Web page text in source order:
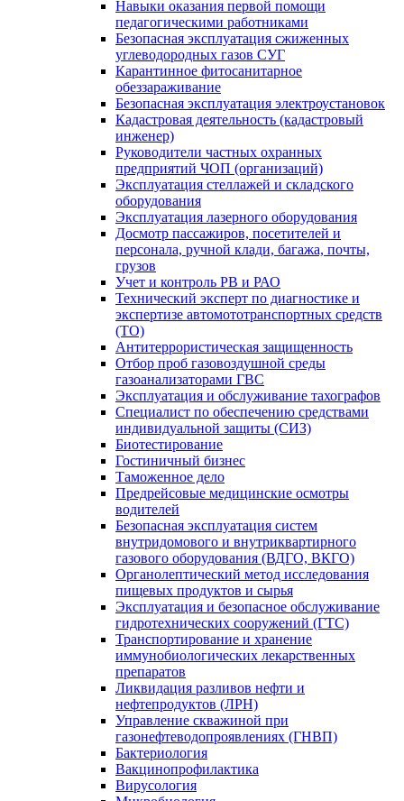
Навыки оказания первой помощи
педагогическими работниками
Безопасная эксплуатация сжиженных
углеводородных газов СУГ
Карантинное фитосанитарное
обеззараживание
Безопасная эксплуатация электроустановок
Кадастровая деятельность (кадастровый
инженер)
Руководители частных охранных
предприятий ЧОП (организаций)
Эксплуатация стеллажей и складского
оборудования
Эксплуатация лазерного оборудования
Досмотр пассажиров, посетителей и
персонала, ручной клади, багажа, почты,
грузов
Учет и контроль РВ и РАО
Технический эксперт по диагностике и
экспертизе автомототранспортных средств
(ТО)
Антитеррористическая защищенность
Отбор проб газовоздушной среды
газоанализаторами ГВС
Эксплуатация и обслуживание тахографов
Специалист по обеспечению средствами
индивидуальной защиты (СИЗ)
Биотестирование
Гостиничный бизнес
Таможенное дело
Предрейсовые медицинские осмотры
водителей
Безопасная эксплуатация систем
внутридомового и внутриквартирного
газового оборудования (ВДГО, ВКГО)
Органолептический метод исследования
пищевых продуктов и сырья
Эксплуатация и безопасное обслуживание
гидротехнических сооружений (ГТС)
Транспортирование и хранение
иммунобиологических лекарственных
препаратов
Ликвидация разливов нефти и
нефтепродуктов (ЛРН)
Управление скважиной при
газонефтеводопроявлениях (ГНВП)
Бактериология
Вакцинопрофилактика
Вирусология